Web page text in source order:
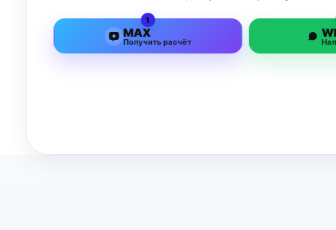
1
MAX
Получить расчёт